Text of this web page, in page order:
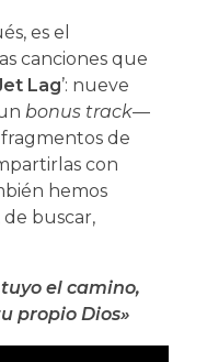
es el
canciones que
Lag’: nueve
bonus track—
de
con
hemos
de buscar,
el camino,
propio Dios»